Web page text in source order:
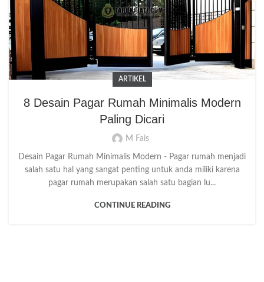
ARTIKEL
8 Desain Pagar Rumah Minimalis Modern
Paling Dicari
M Fais
Desain Pagar Rumah Minimalis Modern - Pagar rumah menjadi
salah satu hal yang sangat penting untuk anda miliki karena
pagar rumah merupakan salah satu bagian lu...
CONTINUE READING